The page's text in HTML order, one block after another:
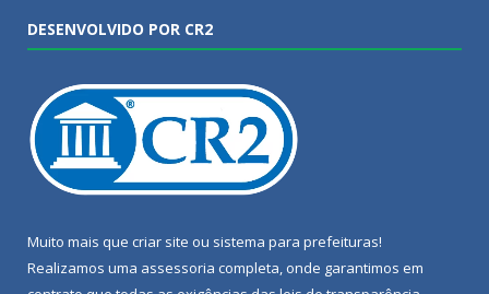
DESENVOLVIDO POR CR2
Muito mais que criar site ou sistema para prefeituras!
Realizamos uma assessoria completa, onde garantimos em